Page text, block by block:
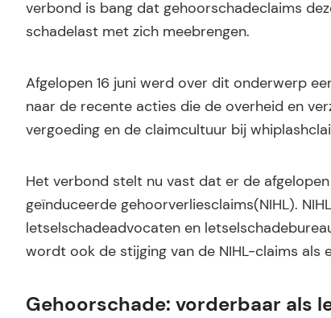
verbond is bang dat gehoorschadeclaims
schadelast met zich meebrengen.
Afgelopen 16 juni werd over dit onderwerp
naar de recente acties die de overheid en
vergoeding en de claimcultuur bij
Het verbond stelt nu vast dat er de
geïnduceerde gehoorverliesclaims(NIHL).
letselschadeadvocaten en
wordt ook de stijging van de NIHL-claims
Gehoorschade: vorderbaar als